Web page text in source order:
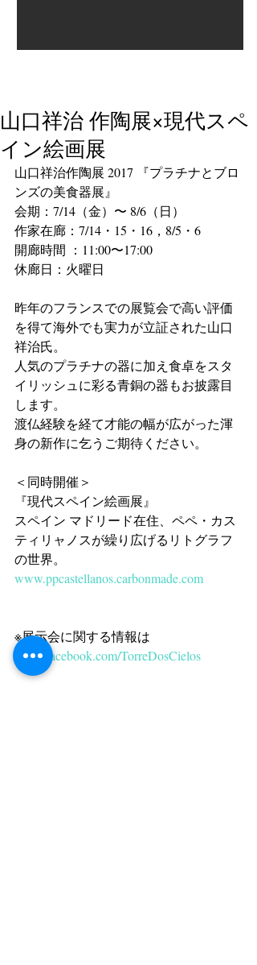
山口祥治 作陶展×現代スペ
イン絵画展
山口祥治作陶展 2017 『プラチナとブロ
ンズの美食器展』
会期：7/14（金）〜 8/6（日）
作家在廊：7/14・15・16，8/5・6
開廊時間 ：11:00〜17:00
休廊日：火曜日
昨年のフランスでの展覧会で高い評価
を得て海外でも実力が立証された山口
祥治氏。
人気のプラチナの器に加え食卓をスタ
イリッシュに彩る青銅の器もお披露目
します。
渡仏経験を経て才能の幅が広がった渾
身の新作に乞うご期待ください。
＜同時開催＞
『現代スペイン絵画展』
スペイン マドリード在住、ペペ・カス
ティリャノスが繰り広げるリトグラフ
の世界。
www.ppcastellanos.carbonmade.com
※展示会に関する情報は
www.facebook.com/TorreDosCielos